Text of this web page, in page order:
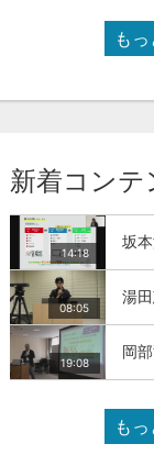
も
新着コンテ
14:18
08:05
19:08
も